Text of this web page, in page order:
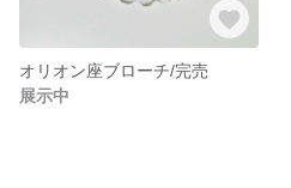
オリオン座ブローチ/完売
展示中